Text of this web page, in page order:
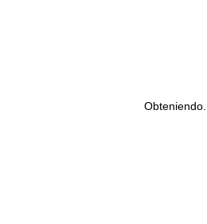
Obteniendo...